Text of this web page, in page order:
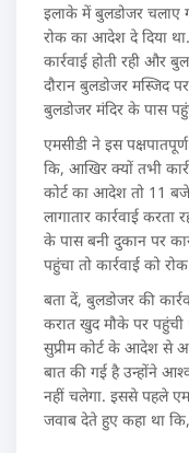
इलाके में बुलडोजर चलाए
रोक का आदेश दे दिया
कार्रवाई होती रही और
दौरान बुलडोजर मस्जिद
बुलडोजर मंदिर के पास
एमसीडी ने इस
कि, आखिर क्यों तभी
कोर्ट का आदेश तो 11
लागातार कार्रवाई
के पास बनी दुकान पर
पहुंचा तो कार्रवाई को
बता दें, बुलडोजर की
करात खुद मौके पर पहुंची
सुप्रीम कोर्ट के आदेश से
बात की गई है उन्होंने
नहीं चलेगा. इससे पहले
जवाब देते हुए कहा था